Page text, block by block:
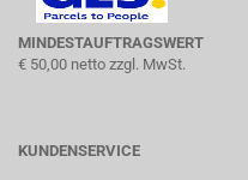
MINDESTAUFTRAGSWERT
€ 50,00 netto zzgl. MwSt.
KUNDENSERVICE